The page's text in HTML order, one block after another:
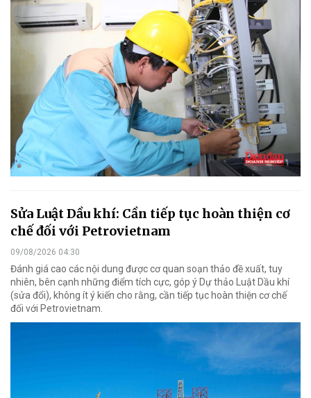
Sửa Luật Dầu khí: Cần tiếp tục hoàn thiện cơ
chế đối với Petrovietnam
09/08/2026 04:30
Đánh giá cao các nội dung được cơ quan soạn thảo đề xuất, tuy
nhiên, bên cạnh những điểm tích cực, góp ý Dự thảo Luật Dầu khí
(sửa đổi), không ít ý kiến cho rằng, cần tiếp tục hoàn thiện cơ chế
đối với Petrovietnam.